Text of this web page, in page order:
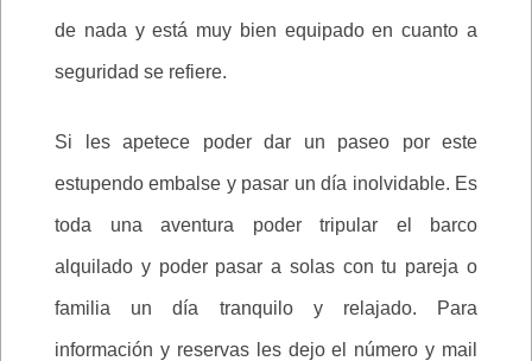
de nada y está muy bien equipado en cuanto a
seguridad se refiere.
Si les apetece poder dar un paseo por este
estupendo embalse y pasar un día inolvidable. Es
toda una aventura poder tripular el barco
alquilado y poder pasar a solas con tu pareja o
familia un día tranquilo y relajado. Para
información y reservas les dejo el número y mail